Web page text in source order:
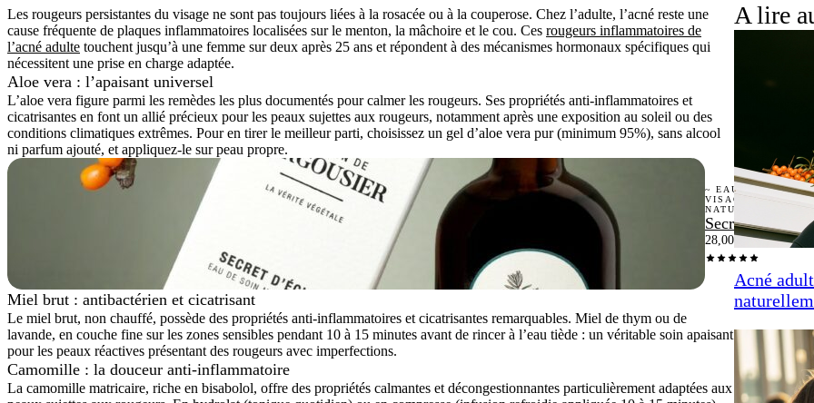
Les rougeurs persistantes du visage ne sont pas toujours liées à la rosacée ou à la couperose. Chez l’adulte, l’acné reste une
cause fréquente de plaques inflammatoires localisées sur le menton, la mâchoire et le cou. Ces rougeurs inflammatoires de
l’acné adulte touchent jusqu’à une femme sur deux après 25 ans et répondent à des mécanismes hormonaux spécifiques qui
nécessitent une prise en charge adaptée.
Aloe vera : l’apaisant universel
L’aloe vera figure parmi les remèdes les plus documentés pour calmer les rougeurs. Ses propriétés anti-inflammatoires et
cicatrisantes en font un allié précieux pour les peaux sujettes aux rougeurs, notamment après une exposition au soleil ou des
conditions climatiques extrêmes. Pour en tirer le meilleur parti, choisissez un gel d’aloe vera pur (minimum 95%), sans alcool
ni parfum ajouté, et appliquez-le sur peau propre.
~ EAU DE SOIN
VISAGE
NATURELLE ~
Secret d'Éclat
28,00€
Miel brut : antibactérien et cicatrisant
Le miel brut, non chauffé, possède des propriétés anti-inflammatoires et cicatrisantes remarquables. Miel de thym ou de
lavande, en couche fine sur les zones sensibles pendant 10 à 15 minutes avant de rincer à l’eau tiède : un véritable soin apaisant
pour les peaux réactives présentant des rougeurs avec imperfections.
Camomille : la douceur anti-inflammatoire
La camomille matricaire, riche en bisabolol, offre des propriétés calmantes et décongestionnantes particulièrement adaptées aux
A lire
Acné